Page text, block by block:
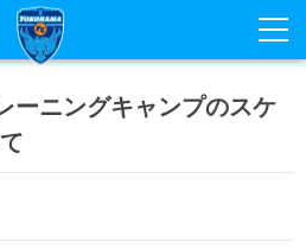
ーニングキャンプのスケ